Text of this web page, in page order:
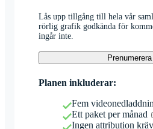
Lås upp tillgång till hela vår
rörlig grafik godkända för
ingår inte.
Planen inkluderar:
Fem
Ett paket per månad
Ingen attribution